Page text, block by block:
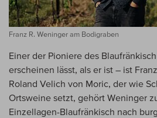
Franz R. Weninger am Bodigraben
Einer der Pioniere des
erscheinen lässt, als er ist – ist
Roland Velich von Moric, der wie
Ortsweine setzt, gehört Weninger
Einzellagen-Blaufränkisch nach